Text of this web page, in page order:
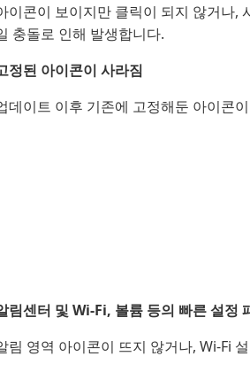
이콘이 보이지만 클릭이 되지 않거나,
충돌로 인해 발생합니다.
정된 아이콘이 사라짐
데이트 이후 기존에 고정해둔 아이콘
림센터 및 Wi-Fi, 볼륨 등의 빠른 설정
림 영역 아이콘이 뜨지 않거나, Wi-Fi